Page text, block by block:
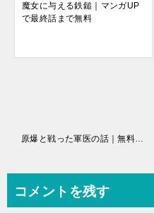
魔女に与える鉄鎚｜マンガUP
で最終話まで無料
ビ
原爆と戦った軍医の話｜無料で読めるWEBコミック
コメントを残す